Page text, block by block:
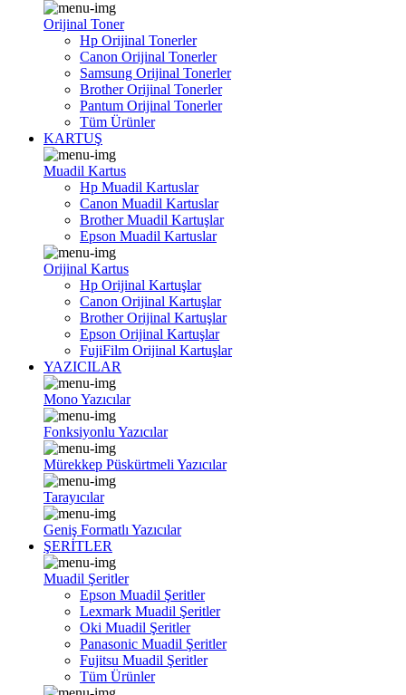
Orijinal Toner
Hp Orijinal Tonerler
Canon Orijinal Tonerler
Samsung Orijinal Tonerler
Brother Orijinal Tonerler
Pantum Orijinal Tonerler
Tüm Ürünler
KARTUŞ
Muadil Kartus
Hp Muadil Kartuslar
Canon Muadil Kartuslar
Brother Muadil Kartuşlar
Epson Muadil Kartuslar
Orijinal Kartus
Hp Orijinal Kartuşlar
Canon Orijinal Kartuşlar
Brother Orijinal Kartuşlar
Epson Orijinal Kartuşlar
FujiFilm Orijinal Kartuşlar
YAZICILAR
Mono Yazıcılar
Fonksiyonlu Yazıcılar
Mürekkep Püskürtmeli Yazıcılar
Tarayıcılar
Geniş Formatlı Yazıcılar
ŞERİTLER
Muadil Şeritler
Epson Muadil Şeritler
Lexmark Muadil Şeritler
Oki Muadil Şeritler
Panasonic Muadil Şeritler
Fujitsu Muadil Şeritler
Tüm Ürünler